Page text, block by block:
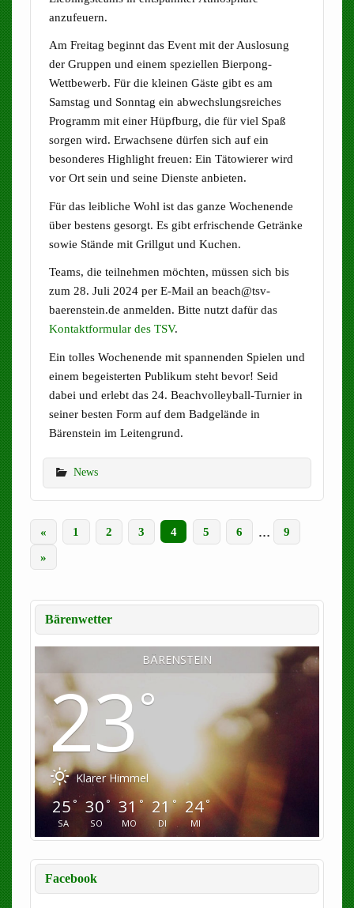
anzufeuern.
Am Freitag beginnt das Event mit der Auslosung
der Gruppen und einem speziellen Bierpong-
Wettbewerb. Für die kleinen Gäste gibt es am
Samstag und Sonntag ein abwechslungsreiches
Programm mit einer Hüpfburg, die für viel Spaß
sorgen wird. Erwachsene dürfen sich auf ein
besonderes Highlight freuen: Ein Tätowierer wird
vor Ort sein und seine Dienste anbieten.
Für das leibliche Wohl ist das ganze Wochenende
über bestens gesorgt. Es gibt erfrischende Getränke
sowie Stände mit Grillgut und Kuchen.
Teams, die teilnehmen möchten, müssen sich bis
zum 28. Juli 2024 per E-Mail an beach@tsv-
baerenstein.de anmelden. Bitte nutzt dafür das
Kontaktformular des TSV.
Ein tolles Wochenende mit spannenden Spielen und
einem begeisterten Publikum steht bevor! Seid
dabei und erlebt das 24. Beachvolleyball-Turnier in
seiner besten Form auf dem Badgelände in
Bärenstein im Leitengrund.
News
« 1 2 3 4 5 6
9
»
Bärenwetter
BÄRENSTEIN
23°
Klarer Himmel
25 °
SA
30 °
SO
31°
MO
21°
DI
24°
MI
Facebook